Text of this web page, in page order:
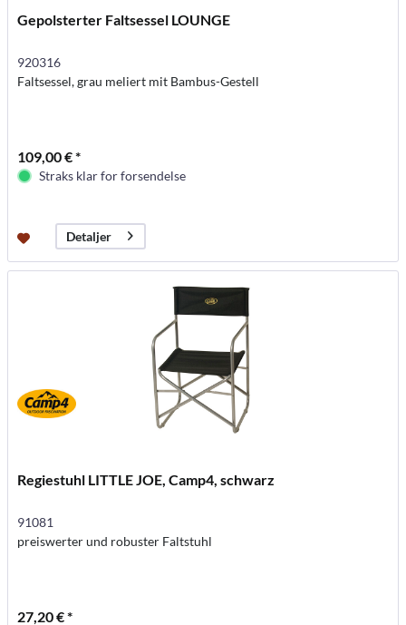
Gepolsterter Faltsessel LOUNGE
920316
Faltsessel, grau meliert mit Bambus-Gestell
109,00 € *
Straks klar for forsendelse
Detaljer
Regiestuhl LITTLE JOE, Camp4, schwarz
91081
preiswerter und robuster Faltstuhl
27,20 € *